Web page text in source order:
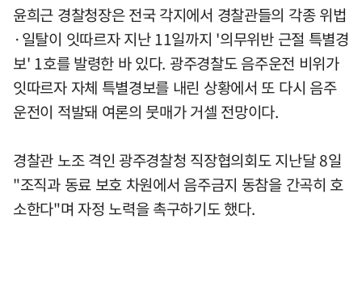
윤희근 경찰청장은 전국 각지에서 경찰관들의 각종 위법
·일탈이 잇따르자 지난 11일까지 '의무위반 근절 특별경
보' 1호를 발령한 바 있다. 광주경찰도 음주운전 비위가
잇따르자 자체 특별경보를 내린 상황에서 또 다시 음주
운전이 적발돼 여론의 뭇매가 거셀 전망이다.
경찰관 노조 격인 광주경찰청 직장협의회도 지난달 8일
"조직과 동료 보호 차원에서 음주금지 동참을 간곡히 호
소한다"며 자정 노력을 촉구하기도 했다.